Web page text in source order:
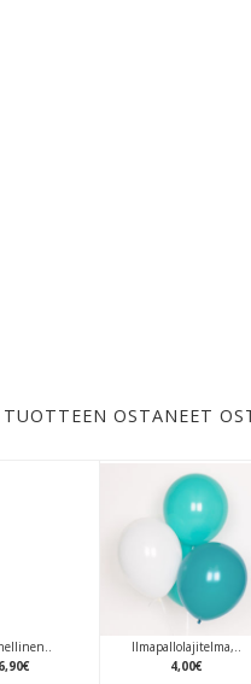
OSTANEET
6,90€
Ilmapallolajitelma,..
4,00€